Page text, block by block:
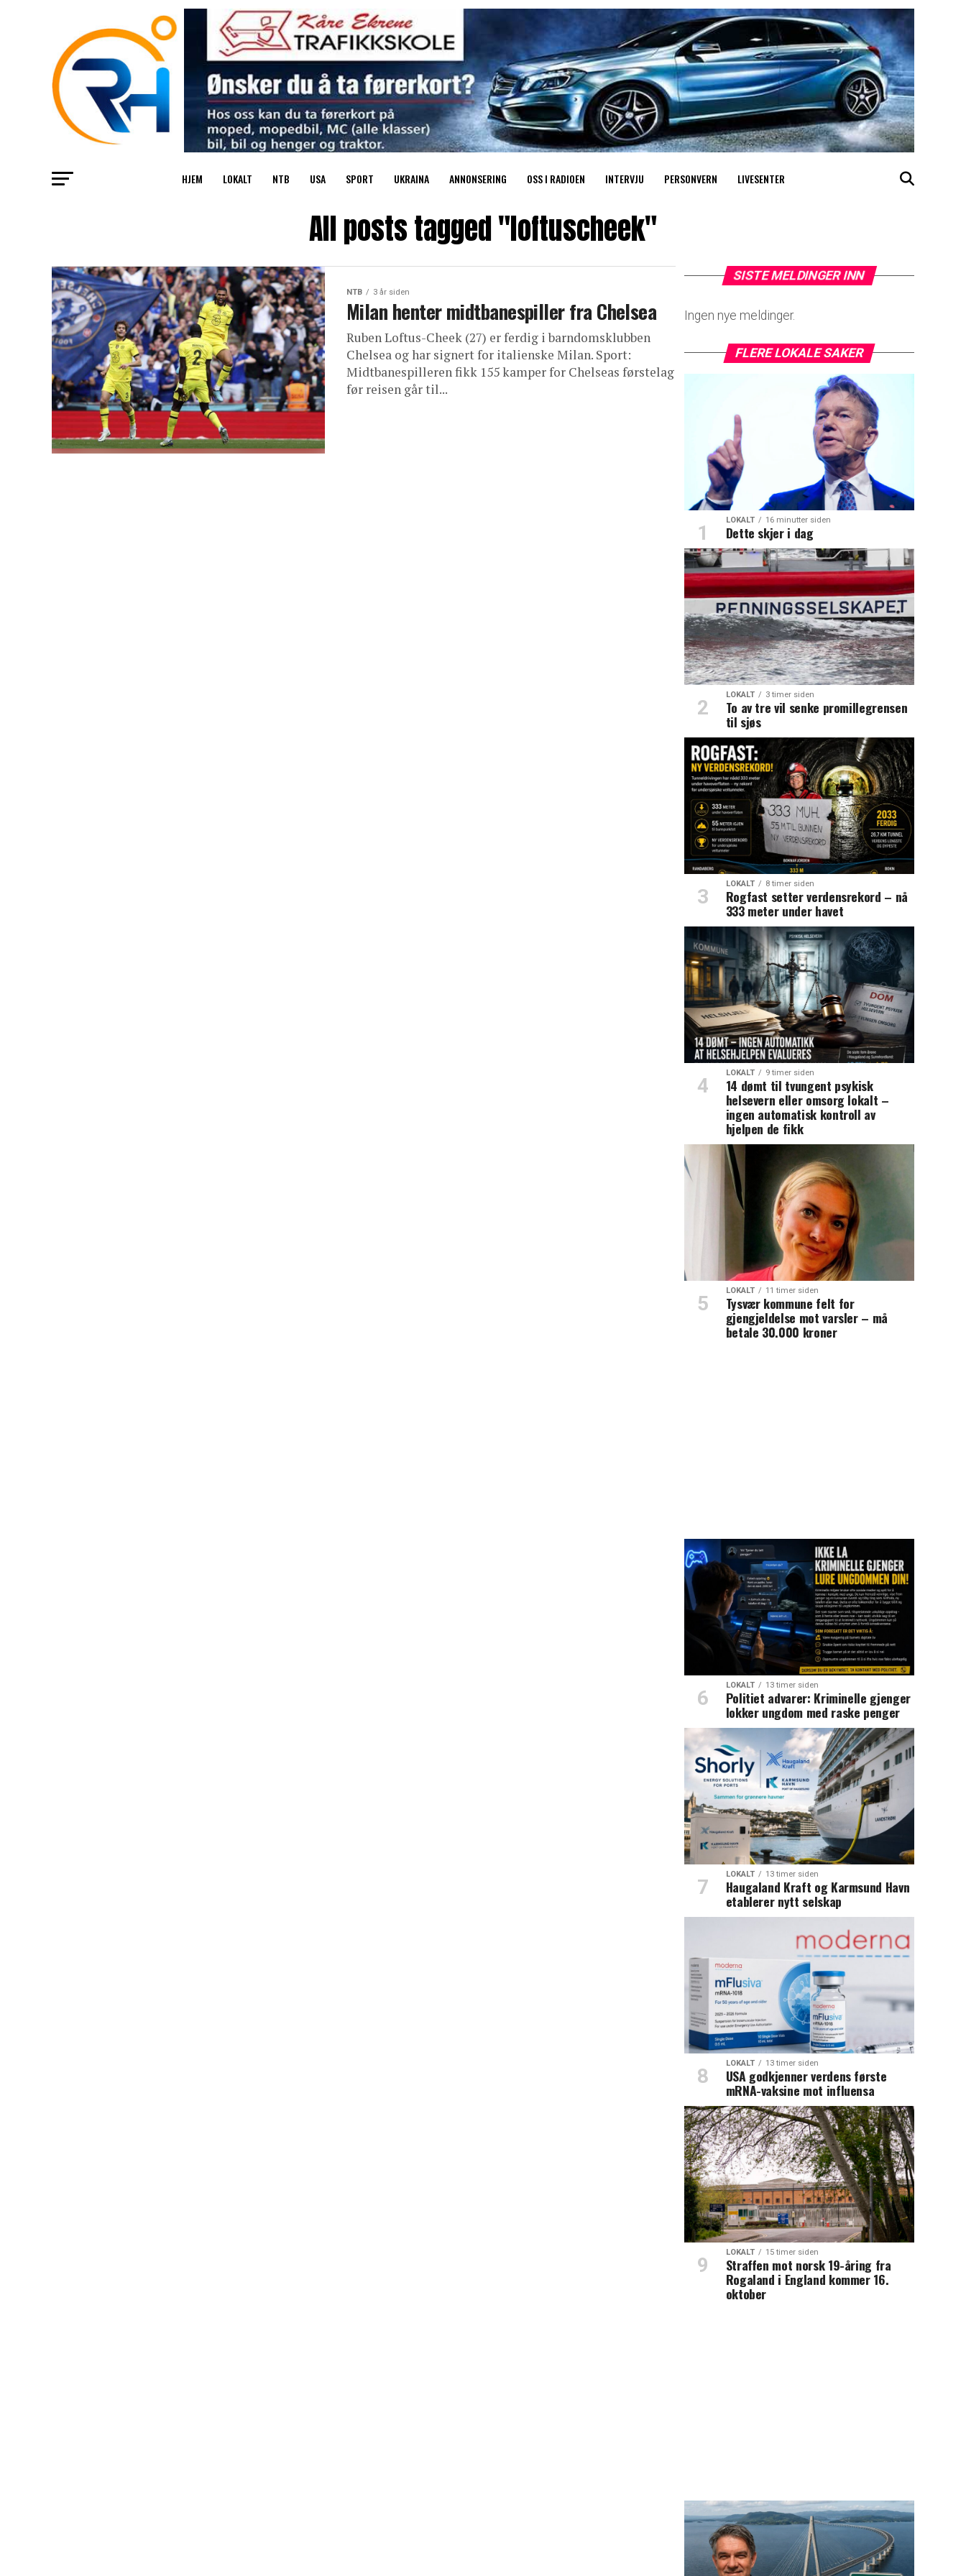
HJEM LOKALT NTB USA SPORT UKRAINA ANNONSERING OSS I RADIOEN INTERVJU PERSONVERN LIVESENTER
All posts tagged "loftuscheek"
NTB 3 år siden
Milan henter midtbanespiller fra Chelsea
Ruben Loftus-Cheek (27) er ferdig i barndomsklubben
Chelsea og har signert for italienske Milan. Sport:
Midtbanespilleren fikk 155 kamper for Chelseas førstelag
før reisen går til...
SISTE MELDINGER INN
Ingen nye meldinger.
FLERE LOKALE SAKER
LOKALT 16 minutter siden
Dette skjer i dag
LOKALT 3 timer siden
To av tre vil senke promillegrensen
til sjøs
LOKALT 8 timer siden
Rogfast setter verdensrekord – nå
333 meter under havet
LOKALT 9 timer siden
14 dømt til tvungent psykisk
helsevern eller omsorg lokalt –
ingen automatisk kontroll av
hjelpen de fikk
LOKALT 11 timer siden
Tysvær kommune felt for
gjengjeldelse mot varsler – må
betale 30.000 kroner
LOKALT 13 timer siden
Politiet advarer: Kriminelle gjenger
lokker ungdom med raske penger
LOKALT 13 timer siden
Haugaland Kraft og Karmsund Havn
etablerer nytt selskap
LOKALT 13 timer siden
USA godkjenner verdens første
mRNA-vaksine mot influensa
LOKALT 15 timer siden
Straffen mot norsk 19-åring fra
Rogaland i England kommer 16.
oktober